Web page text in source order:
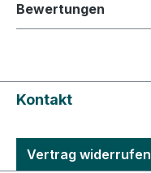
Bewertungen
Kontakt
Vertrag widerrufen